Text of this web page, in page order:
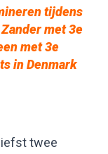
tijdens
met 3e
met 3e
in Denmark
twee